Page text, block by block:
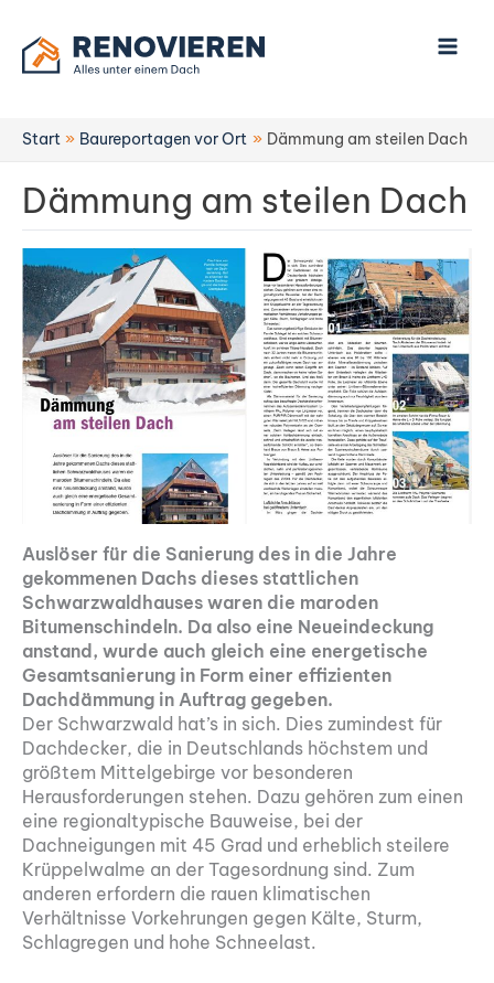
Inhalt
springen
Start Baureportagen vor Ort Dämmung am steilen Dach
Dämmung am steilen Dach
Auslöser für die Sanierung des in die Jahre
gekommenen Dachs dieses stattlichen
Schwarzwaldhauses waren die maroden
Bitumenschindeln. Da also eine Neueindeckung
anstand, wurde auch gleich eine energetische
Gesamtsanierung in Form einer effizienten
Dachdämmung in Auftrag gegeben.
Der Schwarzwald hat’s in sich. Dies zumindest für
Dachdecker, die in Deutschlands höchstem und
größtem Mittelgebirge vor besonderen
Herausforderungen stehen. Dazu gehören zum einen
eine regionaltypische Bauweise, bei der
Dachneigungen mit 45 Grad und erheblich steilere
Krüppelwalme an der Tagesordnung sind. Zum
anderen erfordern die rauen klimatischen
Verhältnisse Vorkehrungen gegen Kälte, Sturm,
Schlagregen und hohe Schneelast.